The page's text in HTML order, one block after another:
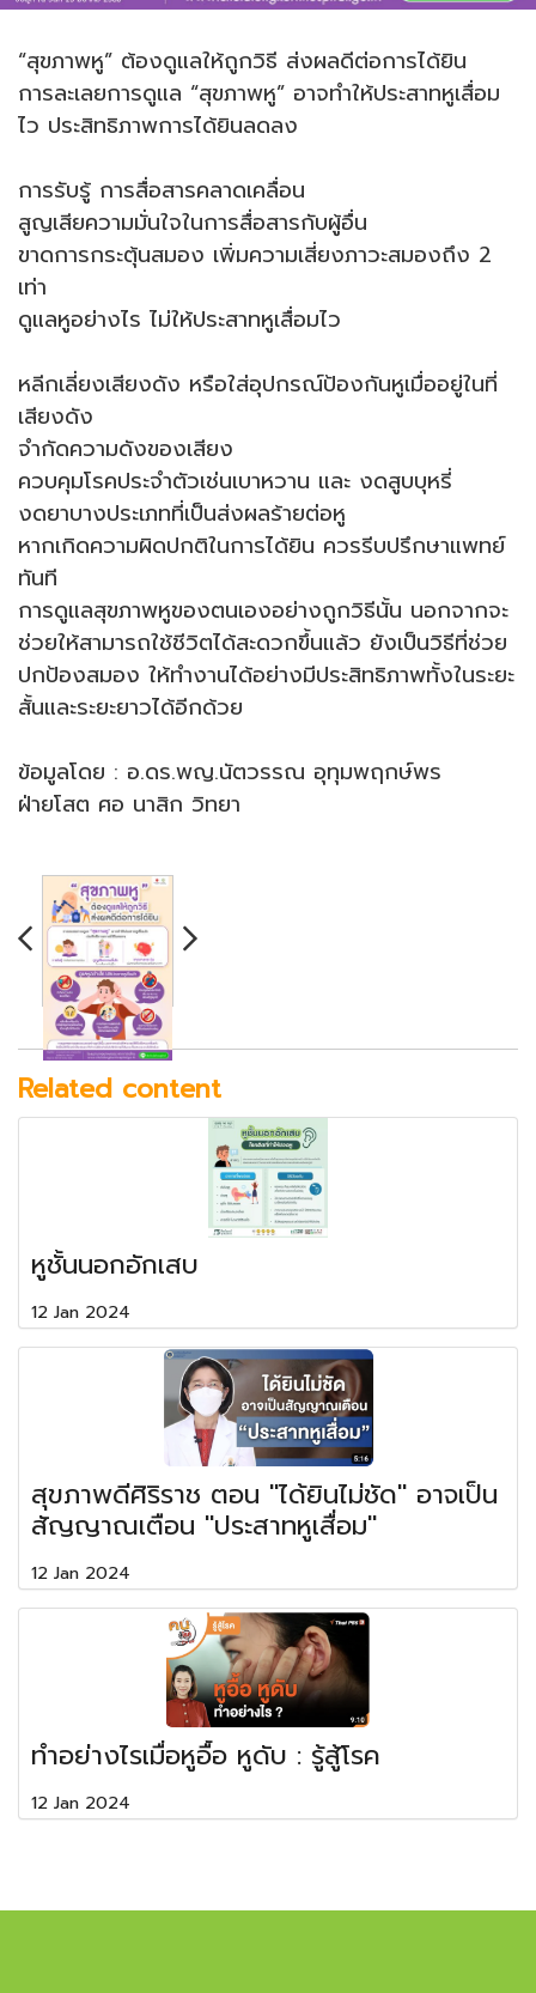
“สุขภาพหู” ต้องดูแลให้ถูกวิธี ส่งผลดีต่อการได้ยิน
การละเลยการดูแล “สุขภาพหู” อาจทำให้ประสาทหูเสื่อม
ไว ประสิทธิภาพการได้ยินลดลง
การรับรู้ การสื่อสารคลาดเคลื่อน
สูญเสียความมั่นใจในการสื่อสารกับผู้อื่น
ขาดการกระตุ้นสมอง เพิ่มความเสี่ยงภาวะสมองถึง 2
เท่า
ดูแลหูอย่างไร ไม่ให้ประสาทหูเสื่อมไว
หลีกเลี่ยงเสียงดัง หรือใส่อุปกรณ์ป้องกันหูเมื่ออยู่ในที่
เสียงดัง
จำกัดความดังของเสียง
ควบคุมโรคประจำตัวเช่นเบาหวาน และ งดสูบบุหรี่
งดยาบางประเภทที่เป็นส่งผลร้ายต่อหู
หากเกิดความผิดปกติในการได้ยิน ควรรีบปรึกษาแพทย์
ทันที
การดูแลสุขภาพหูของตนเองอย่างถูกวิธีนั้น นอกจากจะ
ช่วยให้สามารถใช้ชีวิตได้สะดวกขึ้นแล้ว ยังเป็นวิธีที่ช่วย
ปกป้องสมอง ให้ทำงานได้อย่างมีประสิทธิภาพทั้งในระยะ
สั้นและระยะยาวได้อีกด้วย
ข้อมูลโดย : อ.ดร.พญ.นัตวรรณ อุทุมพฤกษ์พร
ฝ่ายโสต ศอ นาสิก วิทยา
Related content
หูชั้นนอกอักเสบ
12 Jan 2024
สุขภาพดีศิริราช ตอน "ได้ยินไม่ชัด" อาจเป็น
สัญญาณเตือน "ประสาทหูเสื่อม"
12 Jan 2024
ทำอย่างไรเมื่อหูอื้อ หูดับ : รู้สู้โรค
12 Jan 2024